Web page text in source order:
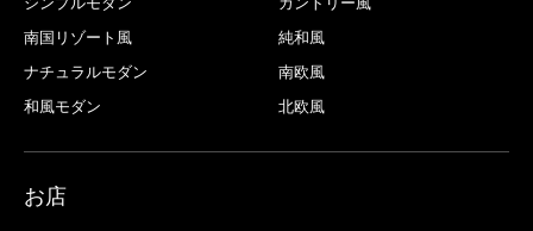
南国リゾート風
純和風
ナチュラルモダン
南欧風
和風モダン
北欧風
お店